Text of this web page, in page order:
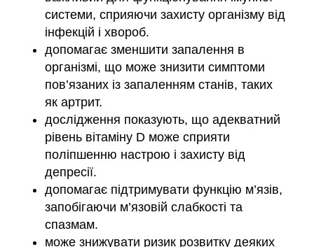
системи, сприяючи захисту організму від
інфекцій і хвороб.
допомагає зменшити запалення в
організмі, що може знизити симптоми
пов’язаних із запаленням станів, таких
як артрит.
дослідження показують, що адекватний
рівень вітаміну D може сприяти
поліпшенню настрою і захисту від
депресії.
допомагає підтримувати функцію м’язів,
запобігаючи м’язовій слабкості та
спазмам.
може знижувати ризик розвитку деяких